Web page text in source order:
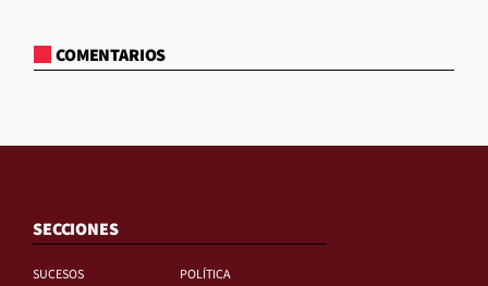
COMENTARIOS
SECCIONES
SUCESOS
POLÍTICA